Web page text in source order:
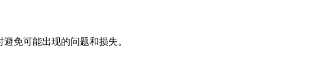
免可能出现的问题和损失。